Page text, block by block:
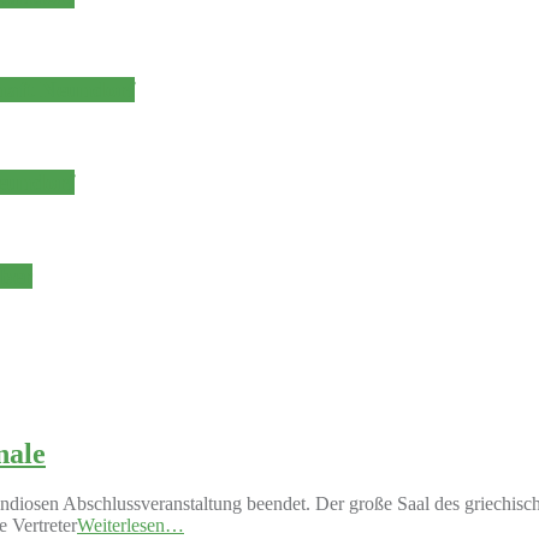
Abschlussveranstaltung beendet. Der große Saal des
VertreterWeiterlesen…